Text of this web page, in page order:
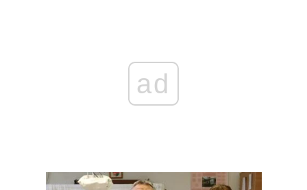
Війна
Політика
ad